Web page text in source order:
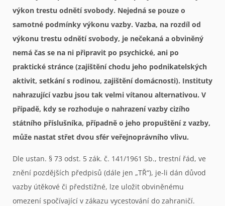
výkon trestu odnětí svobody. Nejedná se pouze o
samotné podmínky výkonu vazby. Vazba, na rozdíl od
výkonu trestu odnětí svobody, je nečekaná a obviněný
nemá čas se na ni připravit po psychické, ani po
praktické stránce (zajištění chodu jeho podnikatelských
aktivit, setkání s rodinou, zajištění domácnosti). Instituty
nahrazující vazbu jsou tak velmi vítanou alternativou. V
případě, kdy se rozhoduje o nahrazení vazby cizího
státního příslušníka, případně o jeho propuštění z vazby,
může nastat střet dvou sfér veřejnoprávního vlivu.
Dle ustan. § 73 odst. 5 zák. č. 141/1961 Sb., trestní řád, ve
znění pozdějších předpisů (dále jen „TŘ“), je-li dán důvod
vazby útěkové či předstižné, lze uložit obviněnému
omezení spočívající v zákazu vycestování do zahraničí.